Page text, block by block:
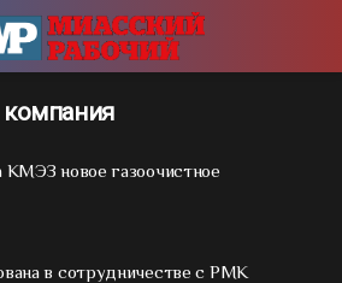
компания
КМЭЗ новое газоочистное
в сотрудничестве с РМК